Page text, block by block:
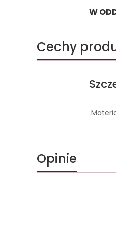
W
Cechy
Opinie